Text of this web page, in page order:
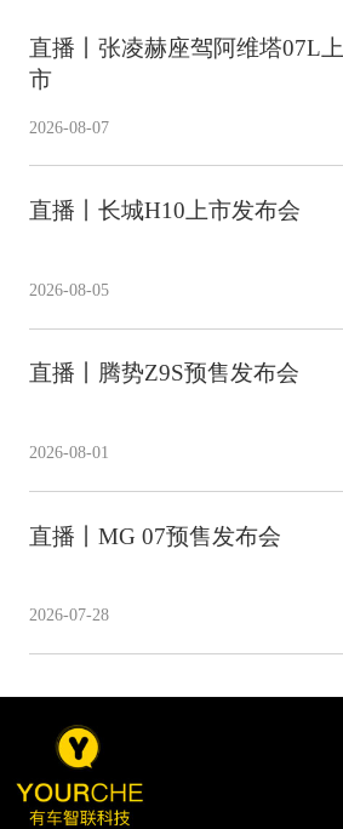
直播丨张凌赫座驾阿维塔07L上
市
2026-08-07
直播丨长城H10上市发布会
2026-08-05
直播丨腾势Z9S预售发布会
2026-08-01
直播丨MG 07预售发布会
2026-07-28